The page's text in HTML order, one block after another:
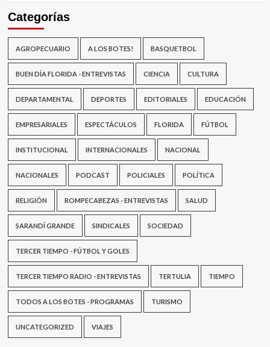
Categorías
AGROPECUARIO A LOS BOTES! BASQUETBOL
BUEN DÍA FLORIDA - ENTREVISTAS CIENCIA CULTURA
DEPARTAMENTAL DEPORTES EDITORIALES EDUCACIÓN
EMPRESARIALES ESPECTÁCULOS FLORIDA FÚTBOL
INSTITUCIONAL INTERNACIONALES NACIONAL
NACIONALES PODCAST POLICIALES POLÍTICA
RELIGIÓN ROMPECABEZAS - ENTREVISTAS SALUD
SARANDÍ GRANDE SINDICALES SOCIEDAD
TERCER TIEMPO - FÚTBOL Y GOLES
TERCER TIEMPO RADIO - ENTREVISTAS TERTULIA TIEMPO
TODOS A LOS BOTES - PROGRAMAS TURISMO
UNCATEGORIZED VIAJES